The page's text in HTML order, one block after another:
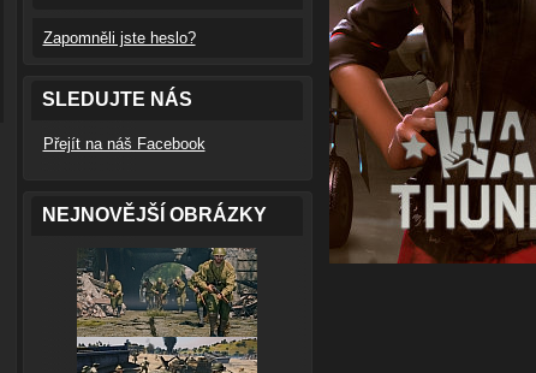
Zapomněli jste heslo?
SLEDUJTE NÁS
Přejít na náš Facebook
NEJNOVĚJŠÍ OBRÁZKY